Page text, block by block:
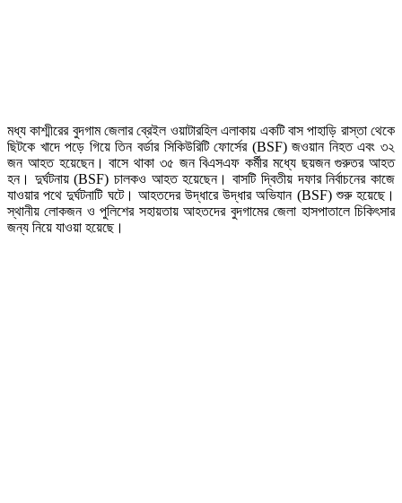
মধ্য কাশ্মীরের বুদগাম জেলার ব্রেইল ওয়াটারহিল এলাকায় একটি বাস পাহাড়ি রাস্তা থেকে
ছিটকে খাদে পড়ে গিয়ে তিন বর্ডার সিকিউরিটি ফোর্সের (BSF) জওয়ান নিহত এবং ৩২
জন আহত হয়েছেন। বাসে থাকা ৩৫ জন বিএসএফ কর্মীর মধ্যে ছয়জন গুরুতর আহত
হন। দুর্ঘটনায় (BSF) চালকও আহত হয়েছেন। বাসটি দ্বিতীয় দফার নির্বাচনের কাজে
যাওয়ার পথে দুর্ঘটনাটি ঘটে। আহতদের উদ্ধারে উদ্ধার অভিযান (BSF) শুরু হয়েছে।
স্থানীয় লোকজন ও পুলিশের সহায়তায় আহতদের বুদগামের জেলা হাসপাতালে চিকিৎসার
জন্য নিয়ে যাওয়া হয়েছে।